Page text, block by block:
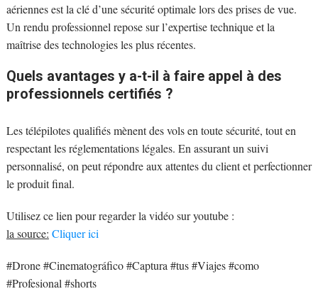
aériennes est la clé d’une sécurité optimale lors des prises de vue.
Un rendu professionnel repose sur l’expertise technique et la
maîtrise des technologies les plus récentes.
Quels avantages y a-t-il à faire appel à des
professionnels certifiés ?
Les télépilotes qualifiés mènent des vols en toute sécurité, tout en
respectant les réglementations légales. En assurant un suivi
personnalisé, on peut répondre aux attentes du client et perfectionner
le produit final.
Utilisez ce lien pour regarder la vidéo sur youtube :
la source: Cliquer ici
#Drone #Cinematográfico #Captura #tus #Viajes #como
#Profesional #shorts